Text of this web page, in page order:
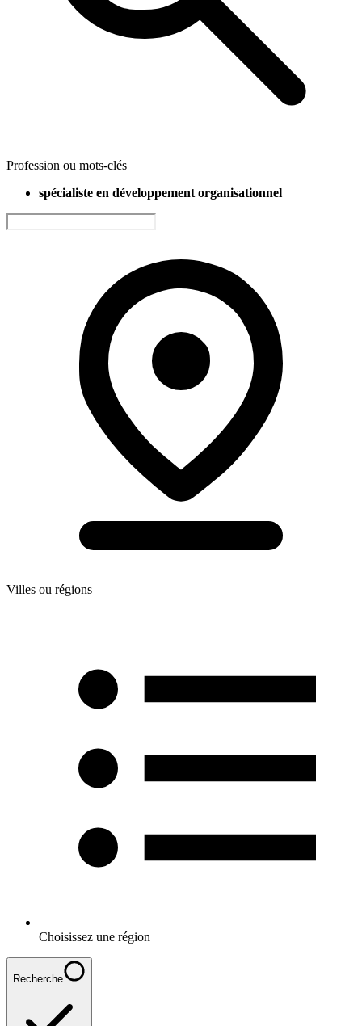
Profession ou mots-clés
spécialiste en développement organisationnel
Villes ou régions
Choisissez une région
Recherche